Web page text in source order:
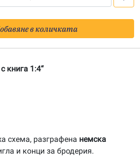
в количката
книга 1:4“
схема, разграфена немска
и конци за бродерия.